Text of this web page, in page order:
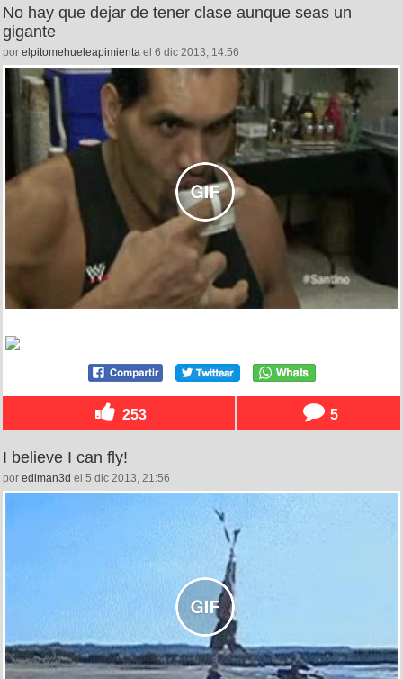
No hay que dejar de tener clase aunque seas un
gigante
por elpitomehueleapimienta el 6 dic 2013, 14:56
253 5
I believe I can fly!
por ediman3d el 5 dic 2013, 21:56